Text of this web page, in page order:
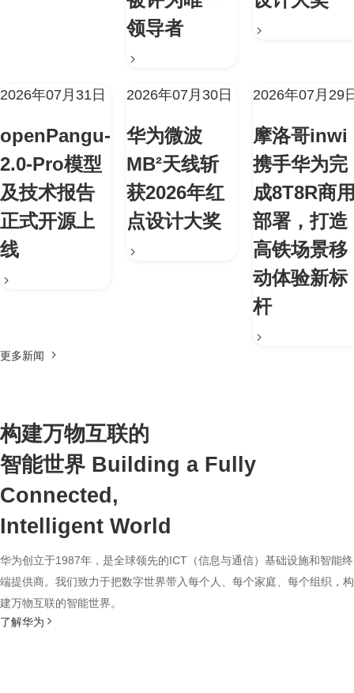
领导者
2026年07月31日
openPangu-
2.0-Pro模型
及技术报告
正式开源上
线
2026年07月30日
华为微波
MB²天线斩
获2026年红
点设计大奖
2026年07月29
摩洛哥inwi
携手华为完
成8T8R商
部署，打造
高铁场景移
动体验新标
杆
更多新闻
构建万物互联的
智能世界 Building a Fully
Connected,
Intelligent World
华为创立于1987年，是全球领先的ICT（信息与通信）基础设施和智能终
端提供商。我们致力于把数字世界带入每个人、每个家庭、每个组织，构
建万物互联的智能世界。
了解华为